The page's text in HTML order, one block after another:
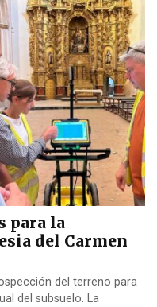
para la
del Carmen
del terreno para
del subsuelo. La